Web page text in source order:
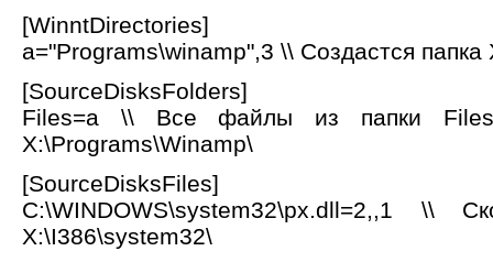
[WinntDirectories]
a="Programs\winamp",3 \\ Создастся
[SourceDisksFolders]
Files=a \\ Все файлы из папки Files
X:\Programs\Winamp\
[SourceDisksFiles]
C:\WINDOWS\system32\px.dll=2,,1 \\
X:\I386\system32\